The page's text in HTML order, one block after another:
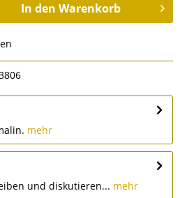
In den Warenkorb
mehr
und diskutieren... mehr